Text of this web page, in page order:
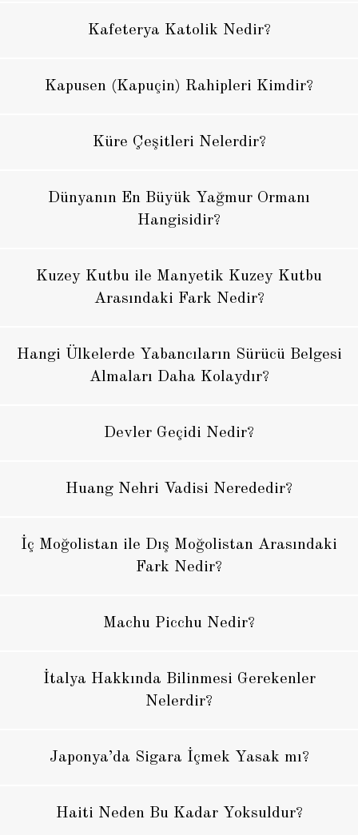
Kafeterya Katolik Nedir?
Kapusen (Kapuçin) Rahipleri Kimdir?
Küre Çeşitleri Nelerdir?
Dünyanın En Büyük Yağmur Ormanı
Hangisidir?
Kuzey Kutbu ile Manyetik Kuzey Kutbu
Arasındaki Fark Nedir?
Hangi Ülkelerde Yabancıların Sürücü Belgesi
Almaları Daha Kolaydır?
Devler Geçidi Nedir?
Huang Nehri Vadisi Nerededir?
İç Moğolistan ile Dış Moğolistan Arasındaki
Fark Nedir?
Machu Picchu Nedir?
İtalya Hakkında Bilinmesi Gerekenler
Nelerdir?
Japonya’da Sigara İçmek Yasak mı?
Haiti Neden Bu Kadar Yoksuldur?